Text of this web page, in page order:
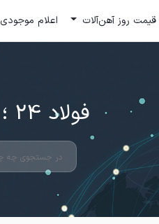
قیمت روز آهن‌آلات اعلام موجودی
فولاد 24 ؛ بزرگترین مرکز تجارت آنلاین فلزات